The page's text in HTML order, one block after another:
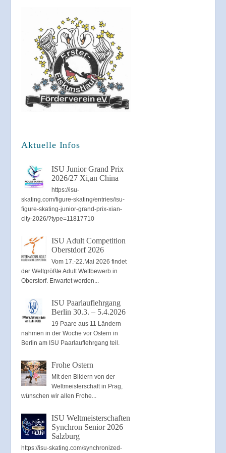
Aktuelle Infos
ISU Junior Grand Prix
2026/27 Xi,an China
https://isu-
skating.com/figure-skating/entries/isu-
figure-skating-junior-grand-prix-xian-
city-2026/?type=11817710
ISU Adult Competition
Oberstdorf 2026
Vom 17.-22.Mai 2026 findet
der Weltgrößte Adult Wettbewerb in
Oberstorf. Erwartet werden...
ISU Paarlauflehrgang
Berlin 30.3. – 5.4.2026
19 Paare aus 11 Ländern
nahmen in der Woche vor Ostern in
Berlin am ISU Paarlauflehrgang teil.
Frohe Ostern
Mit den Bildern von der
Weltmeisterschaft in Prag,
wünschen wir allen Frohe...
ISU Weltmeisterschaften
Synchron Senior 2026
Salzburg
https://isu-skating.com/synchronized-